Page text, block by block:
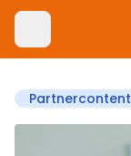
Partnercontent